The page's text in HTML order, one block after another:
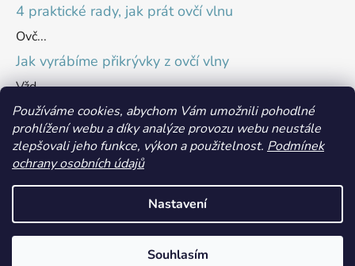
Používáme cookies, abychom Vám umožnili pohodlné
prohlížení webu a díky analýze provozu webu neustále
zlepšovali jeho funkce, výkon a použitelnost. Podmínek
ochrany osobních údajů
Nastavení
Souhlasím
4 praktické rady, jak prát ovčí vlnu
Ovč...
Jak vyrábíme přikrývky z ovčí vlny
Vžd...
Přijímáme online platby
Vytvořil Shoptet